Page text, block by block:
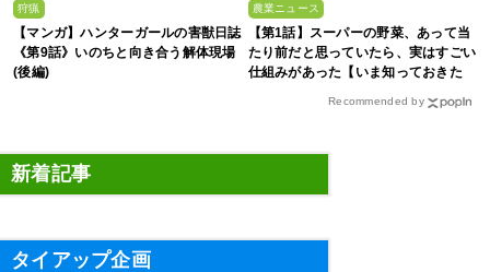
狩猟
【マンガ】ハンターガールの害獣日誌
《第9話》いのちと向き合う解体現場
(後編)
農業ニュース
【第1話】スーパーの野菜、あって当
たり前だと思っていたら、実はすごい
仕組みがあった【いま知っておきた
Recommended by
新着記事
タイアップ企画